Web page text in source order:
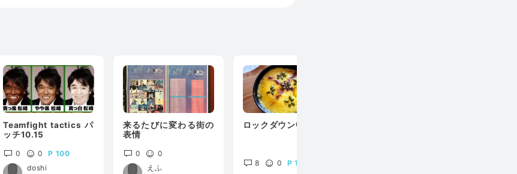
Teamfight tactics パ
ッチ10.15
0 0
100
doshi
来るたびに変わる街の
表情
0
0
えふ
ロックダウン中。
8 0
100